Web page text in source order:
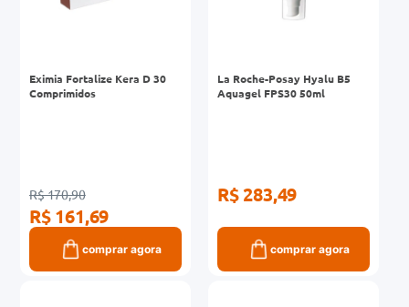
Eximia Fortalize Kera D 30
Comprimidos
R$ 170,90
R$ 161,69
comprar agora
La Roche-Posay Hyalu B5
Aquagel FPS30 50ml
R$ 283,49
comprar agora